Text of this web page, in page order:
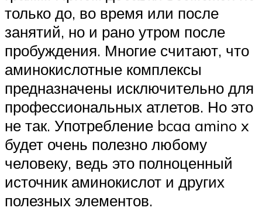
только до, во время или после
занятий, но и рано утром после
пробуждения. Многие считают, что
аминокислотные комплексы
предназначены исключительно для
профессиональных атлетов. Но это
не так. Употребление bcaa amino x
будет очень полезно любому
человеку, ведь это полноценный
источник аминокислот и других
полезных элементов.